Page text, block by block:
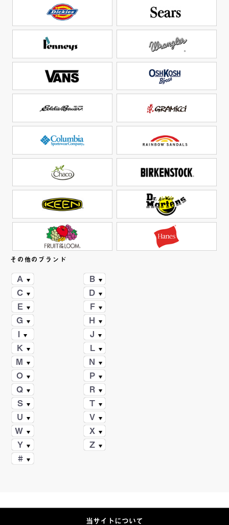
その他のブランド
A
B
C
D
E
F
G
H
I
J
K
L
M
N
O
P
Q
R
S
T
U
V
W
X
Y
Z
#
当サイトについて